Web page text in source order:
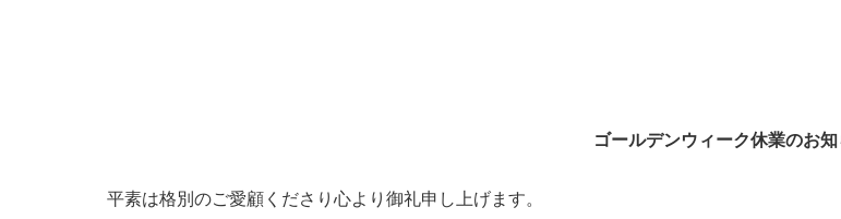
ゴールデンウィーク休業のお
平素は格別のご愛顧くださり心より御礼申し上げます。